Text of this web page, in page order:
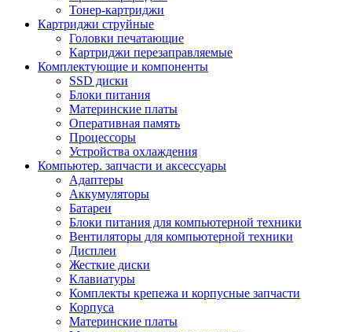
Тонер-картриджи
Картриджи струйные
Головки печатающие
Картриджи перезаправляемые
Комплектующие и компоненты
SSD диски
Блоки питания
Материнские платы
Оперативная память
Процессоры
Устройства охлаждения
Компьютер. запчасти и аксессуары
Адаптеры
Аккумуляторы
Батареи
Блоки питания для компьютерной техники
Вентиляторы для компьютерной техники
Дисплеи
Жесткие диски
Клавиатуры
Комплекты крепежа и корпусные запчасти
Корпуса
Материнские платы